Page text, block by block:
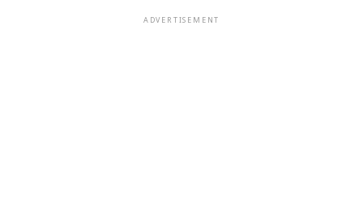
ADVERTISEMENT